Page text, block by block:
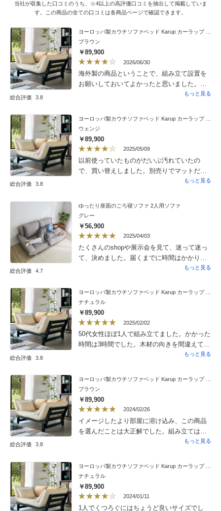
当社が収集した口コミのうち、☆4以上の高評価口コミを抽出して掲載していま
す。この商品の全ての口コミは各商品ページで確認できます。
総合評価 3.8
ブラウン
￥89,900
2026/06/30
海外製の商品ということで、組み立て設置を
お願いしておいてよかったと思いました。ま
ず、驚いたのは、箱を開けた途端に出てきた
点々とついたものが飛び出してきて、組み立
てしてくれた方も商品が汚れているので、と
言ってティッシュペーパーで、部品を拭いて
くれていました。部品も全て組み立てが必要
な状態になっていて、組み立てをお願いした
のは、大正解だったと思いました。商品自体
は、木製で軽めであり、両端の木製部分を少
す。座っても寝ても使えるのは、とても便利
で使いやすいと思います。クッションのベッ
ドマットも、違和感なく見れるなかなか良く
考えられた形状だと思います。総体的に見る
と、価格がもう少し安ければよかったなとは
思いますが、アイデアの詰まった商品でもあ
り、購入してよかったと思います。おすすめ
もっと見る
総合評価 3.8
ウェンジ
￥89,900
2025/05/09
以前使っていたものがだいぶ汚れていたの
で、買い替えしました。別売りでマットだけ
を売っていれば、そのほうが良かったのです
もっと見る
総合評価 4.7
ゆったり座面のごろ寝ソファ 2人用ソファ
グレー
￥56,900
2025/04/03
たくさんのshopや展示会を見て、迷って迷っ
て、決めました。届くまでに時間はかかりま
したが、待って良かったです。本当にお値段
ありませんが、ごろ寝するには、ちょうどい
い硬さです。夜もそのまま寝れそうな感じで
す。奥行きもあるので、足をおろさないで
も、座れます。生地も高級もあり、長年使え
そうです。組み立ては、高齢の女性1人で30分
もかからず簡単に出来ました。何が一番大変
だったかというと、ダンボールの処理でし
もっと見る
総合評価 3.8
ナチュラル
￥89,900
2025/02/02
50代女性ほぼ1人で組み立てました。かかった
時間は3時間でした。木材の向きを間違えて組
み立てたりしてやり直しが何回かありまし
伝ってもらいました。六角レンチがすぐに溝
が舐めてしまい、自宅の六角レンチを使いし
のぎました。出来上がった時は喜びもひとし
おでした。クッションやソファー部分の素材
がしっかりとしていて固めの座り心地がイ
メージ通りでした。ソファーからベッドにす
るジョイント部分もスムーズで動かしやすい
もっと見る
総合評価 3.8
ブラウン
￥89,900
2024/02/26
イメージしたより部屋に溶け込み、この商品
を選んだことは大正解でした。組み立ては依
頼しました。男性２人組で４０分ほどで完
れに体がに届かず楽ではなかったのですが、
この商品にはクッションが4つついてますの
で、背もたれに２つずつで快適です。すのこ
に厚い座布団を乗せたような構造ですので、
小さいお子様がジャンプするのには向かない
もっと見る
ナチュラル
￥89,900
2024/01/11
1人でくつろぐにはちょうど良いサイズでし